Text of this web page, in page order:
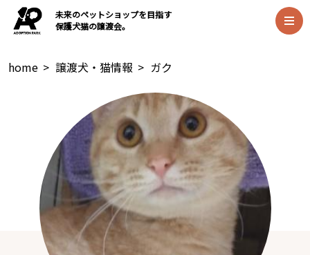
未来のペットショップを目指す
保護犬猫の譲渡会。
home > 譲渡犬・猫情報 > ガク